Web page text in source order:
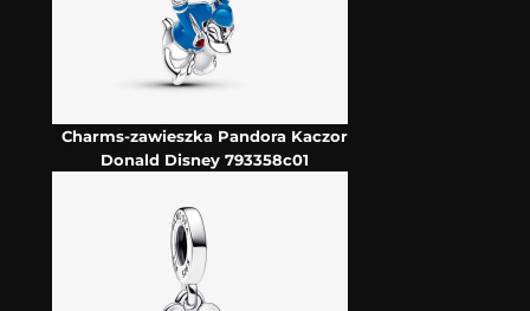
Charms-zawieszka Pandora Kaczor
Donald Disney 793358c01